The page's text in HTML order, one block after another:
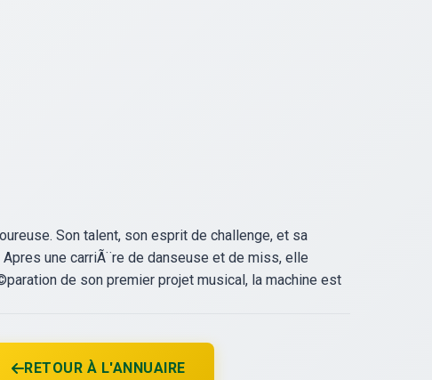
Son talent, son esprit de challenge, et sa
une carriÃ¨re de danseuse et de miss, elle
de son premier projet musical, la machine est
RETOUR À L'ANNUAIRE